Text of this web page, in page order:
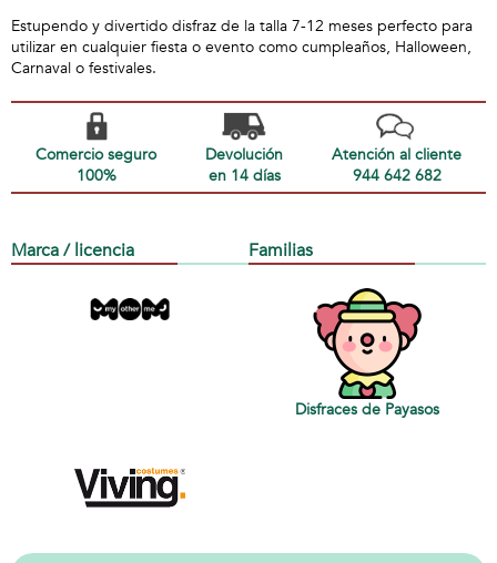
Estupendo y divertido disfraz de la talla 7-12 meses perfecto para
utilizar en cualquier fiesta o evento como cumpleaños, Halloween,
Carnaval o festivales.
Comercio seguro
100%
Devolución
en 14 días
Atención al cliente
944 642 682
Marca / licencia Familias
Disfraces de Payasos